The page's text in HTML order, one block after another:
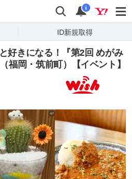
検索 通知
i
ID新規取得
好きになる！『第2回 めがみ
福岡・筑前町）【イベント】